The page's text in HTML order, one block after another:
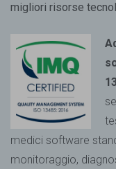
migliori risorse
medici software
monitoraggio,